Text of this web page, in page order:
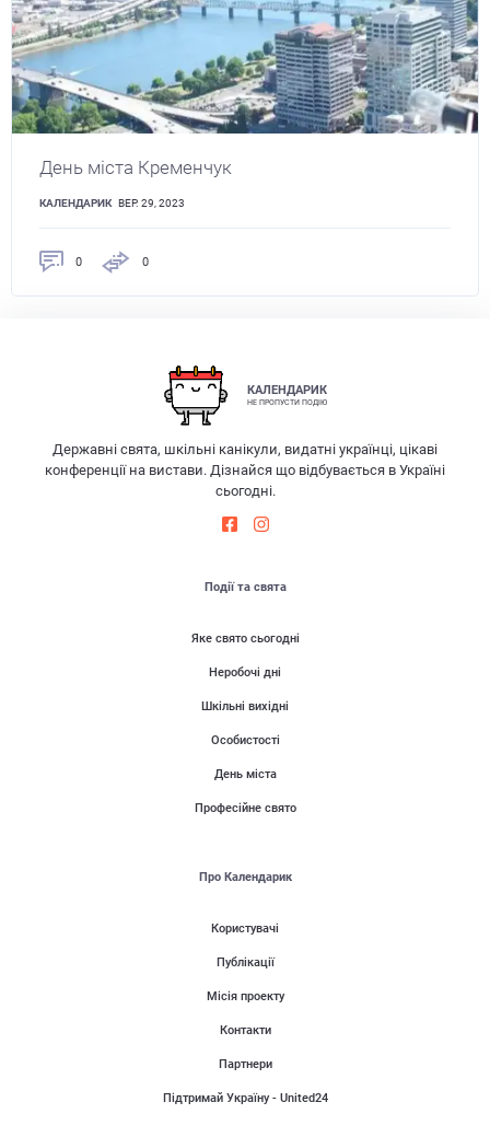
День міста Кременчук
КАЛЕНДАРИК ВЕР. 29, 2023
0 0
КАЛЕНДАРИК
НЕ ПРОПУСТИ ПОДІЮ
Державні свята, шкільні канікули, видатні українці, цікаві
конференції на вистави. Дізнайся що відбувається в Україні
сьогодні.
Події та свята
Яке свято сьогодні
Неробочі дні
Шкільні вихідні
Особистості
День міста
Професійне свято
Про Календарик
Користувачі
Публікації
Місія проекту
Контакти
Партнери
Підтримай Україну - United24